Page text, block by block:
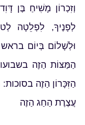
וְזִכְרוֹן מָשִׁיחַ בֶּן
לְפָנֶיךָ, לִפְלֵטָה
וּלְשָׁלוֹם בְּיוֹם
הַמַּצּוֹת הַזֶה
הַזִּכָּרוֹן הַזֶה
עֲצֶרֶת הַחַג הַזֶה